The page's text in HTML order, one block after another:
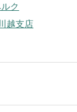
ク
越支店